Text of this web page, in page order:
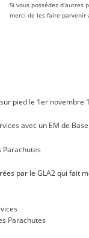
Si vous possédez d’autres
merci de les faire parvenir
pied le 1er
avec un EM de Base
Parachutes
par le GLA2 qui fait
Parachutes